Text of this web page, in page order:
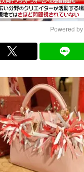
Powered by